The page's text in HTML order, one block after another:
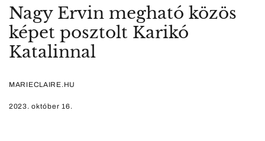
Nagy Ervin megható közös
képet posztolt Karikó
Katalinnal
MARIECLAIRE.HU
2023. október 16.